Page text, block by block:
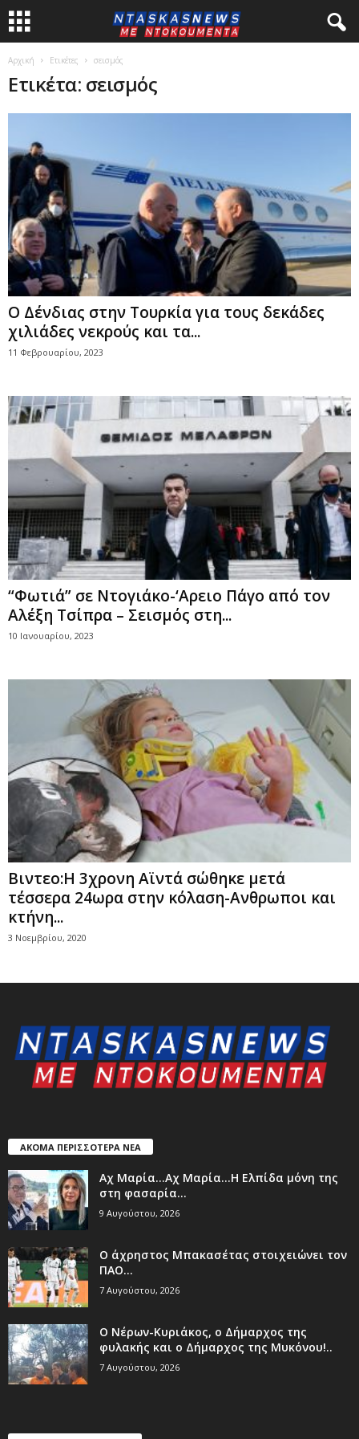
Αρχική Ετικέτες σεισμός
Ετικέτα: σεισμός
O Δένδιας στην Τουρκία για τους δεκάδες
χιλιάδες νεκρούς και τα...
11 Φεβρουαρίου, 2023
“Φωτιά” σε Ντογιάκο-‘Αρειο Πάγο από τον
Αλέξη Τσίπρα – Σεισμός στη...
10 Ιανουαρίου, 2023
Βιντεο:Η 3χρονη Αϊντά σώθηκε μετά
τέσσερα 24ωρα στην κόλαση-Ανθρωποι και
κτήνη...
3 Νοεμβρίου, 2020
ΑΚΟΜΑ ΠΕΡΙΣΣΟΤΕΡΑ ΝΕΑ
Aχ Μαρία…Αχ Μαρία…Η Ελπίδα μόνη της
στη φασαρία…
9 Αυγούστου, 2026
Ο άχρηστος Μπακασέτας στοιχειώνει τον
ΠΑΟ…
7 Αυγούστου, 2026
Ο Νέρων-Κυριάκος, o Δήμαρχος της
φυλακής και ο Δήμαρχος της Μυκόνου!..
7 Αυγούστου, 2026